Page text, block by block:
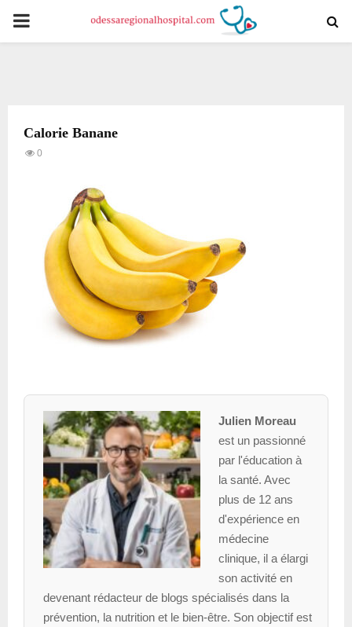
PRIMARY
Calorie Banane
0
Julien Moreau
est un passionné
par l'éducation à
la santé. Avec
plus de 12 ans
d'expérience en
médecine
clinique, il a élargi
son activité en
devenant rédacteur de blogs spécialisés dans la
prévention, la nutrition et le bien-être. Son objectif est